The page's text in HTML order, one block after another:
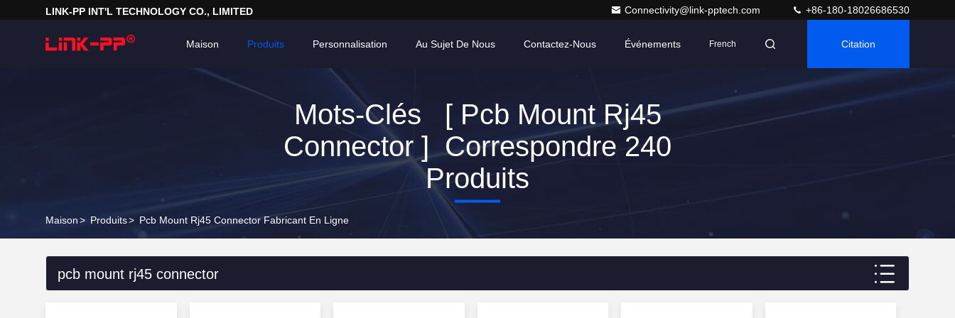
LINK-PP INT'L TECHNOLOGY CO., LIMITED Connectivity@link-pptech.com +86-180-18026686530
Maison Produits Au Sujet De Nous Contactez-Nous Événements
Personnalisation French Citation
Mots-Clés [ Pcb Mount Rj45
Connector ] Correspondre 240
Produits
Maison> Produits> Pcb Mount Rj45 Connector Fabricant En Ligne
pcb mount rj45 connector